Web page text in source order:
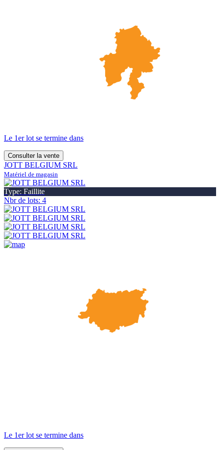
Le 1er lot se termine dans
Consulter la vente
JOTT BELGIUM SRL
Matériel de magasin
Type: Faillite
Nbr de lots: 4
Le 1er lot se termine dans